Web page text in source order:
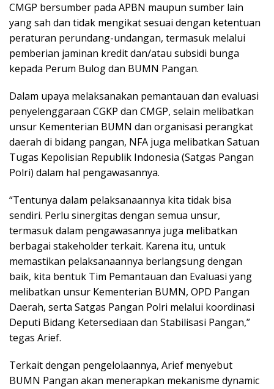
CMGP bersumber pada APBN maupun sumber lain
yang sah dan tidak mengikat sesuai dengan ketentuan
peraturan perundang-undangan, termasuk melalui
pemberian jaminan kredit dan/atau subsidi bunga
kepada Perum Bulog dan BUMN Pangan.
Dalam upaya melaksanakan pemantauan dan evaluasi
penyelenggaraan CGKP dan CMGP, selain melibatkan
unsur Kementerian BUMN dan organisasi perangkat
daerah di bidang pangan, NFA juga melibatkan Satuan
Tugas Kepolisian Republik Indonesia (Satgas Pangan
Polri) dalam hal pengawasannya.
“Tentunya dalam pelaksanaannya kita tidak bisa
sendiri. Perlu sinergitas dengan semua unsur,
termasuk dalam pengawasannya juga melibatkan
berbagai stakeholder terkait. Karena itu, untuk
memastikan pelaksanaannya berlangsung dengan
baik, kita bentuk Tim Pemantauan dan Evaluasi yang
melibatkan unsur Kementerian BUMN, OPD Pangan
Daerah, serta Satgas Pangan Polri melalui koordinasi
Deputi Bidang Ketersediaan dan Stabilisasi Pangan,”
tegas Arief.
Terkait dengan pengelolaannya, Arief menyebut
BUMN Pangan akan menerapkan mekanisme dynamic